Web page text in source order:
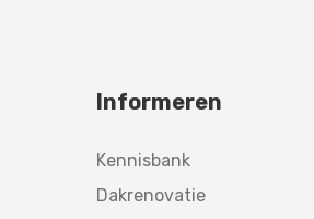
Informeren
Kennisbank
Dakrenovatie